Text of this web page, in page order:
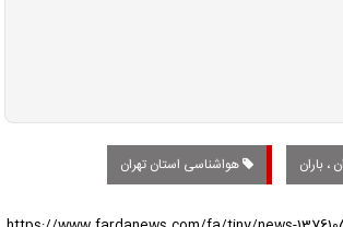
، باران هواشناسی استان تهران